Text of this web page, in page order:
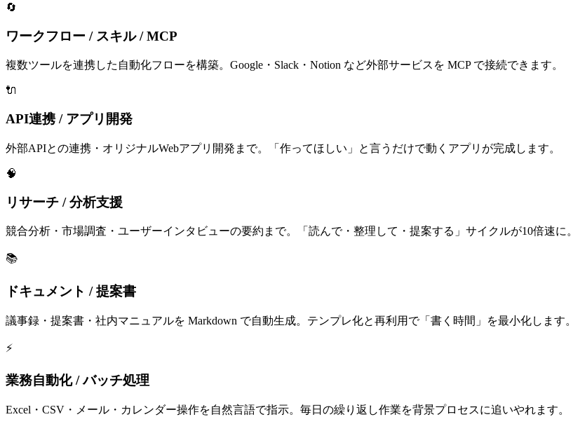
🔄
ワークフロー / スキル / MCP
複数ツールを連携した自動化フローを構築。Google・Slack・Notion など外部サービスを MCP で接続できます。
🔌
API連携 / アプリ開発
外部APIとの連携・オリジナルWebアプリ開発まで。「作ってほしい」と言うだけで動くアプリが完成します。
🧠
リサーチ / 分析支援
競合分析・市場調査・ユーザーインタビューの要約まで。「読んで・整理して・提案する」サイクルが10倍速に。
📚
ドキュメント / 提案書
議事録・提案書・社内マニュアルを Markdown で自動生成。テンプレ化と再利用で「書く時間」を最小化します。
⚡
業務自動化 / バッチ処理
Excel・CSV・メール・カレンダー操作を自然言語で指示。毎日の繰り返し作業を背景プロセスに追いやれます。